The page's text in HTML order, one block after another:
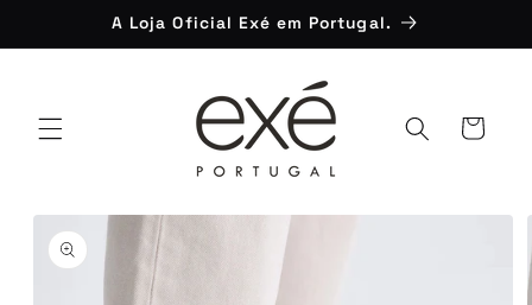
conteúdo
A Loja Oficial Exé em Portugal.
Carrinho
informação
do produto